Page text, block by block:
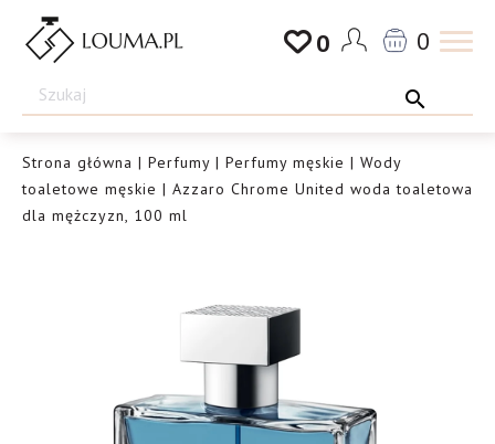
Przejdź
Drogeria
Louma.pl
0 0
Strona główna | Perfumy | Perfumy męskie | Wody
toaletowe męskie | Azzaro Chrome United woda toaletowa
dla mężczyzn, 100 ml